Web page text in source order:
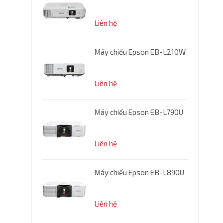
Liên hệ
Máy chiếu Epson EB-L210W
Liên hệ
Máy chiếu Epson EB-L790U
Liên hệ
Máy chiếu Epson EB-L890U
Liên hệ